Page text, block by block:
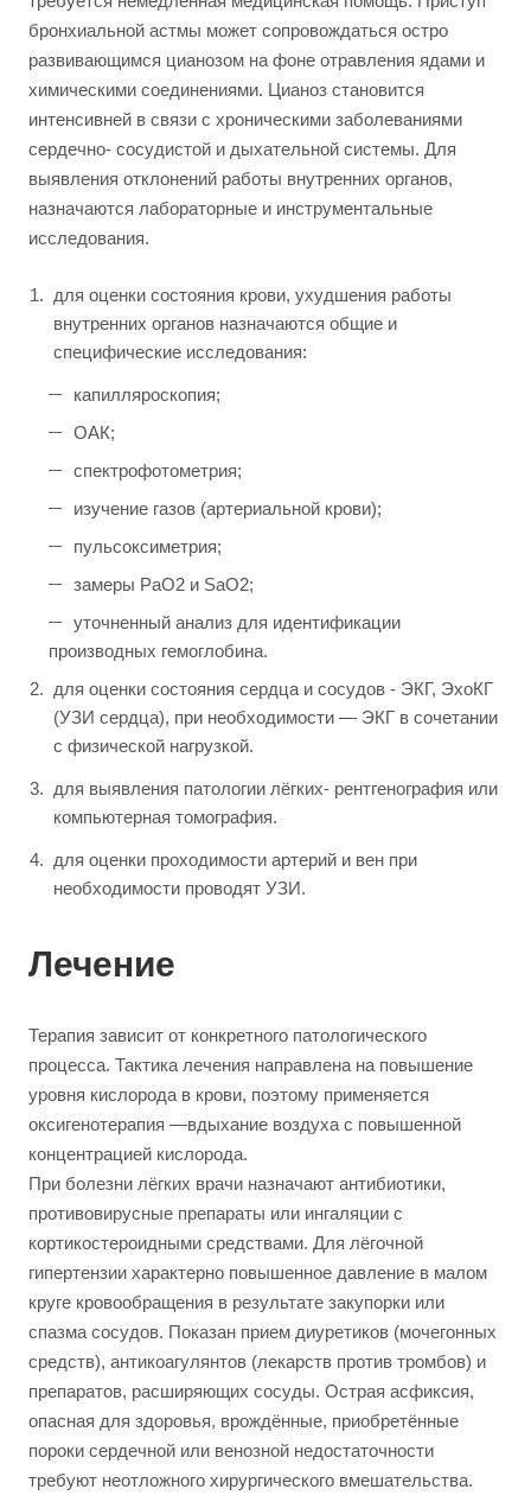
бронхиальной астмы может сопровождаться остро
развивающимся цианозом на фоне отравления ядами и
химическими соединениями. Цианоз становится
интенсивней в связи с хроническими заболеваниями
сердечно- сосудистой и дыхательной системы. Для
выявления отклонений работы внутренних органов,
назначаются лабораторные и инструментальные
исследования.
для оценки состояния крови, ухудшения работы
внутренних органов назначаются общие и
специфические исследования:
капилляроскопия;
ОАК;
спектрофотометрия;
изучение газов (артериальной крови);
пульсоксиметрия;
замеры РаО2 и SaO2;
уточненный анализ для идентификации
производных гемоглобина.
для оценки состояния сердца и сосудов - ЭКГ, ЭхоКГ
(УЗИ сердца), при необходимости — ЭКГ в сочетании
с физической нагрузкой.
для выявления патологии лёгких- рентгенография или
компьютерная томография.
для оценки проходимости артерий и вен при
необходимости проводят УЗИ.
Лечение
Терапия зависит от конкретного патологического
процесса. Тактика лечения направлена на повышение
уровня кислорода в крови, поэтому применяется
оксигенотерапия —вдыхание воздуха с повышенной
концентрацией кислорода.
При болезни лёгких врачи назначают антибиотики,
противовирусные препараты или ингаляции с
кортикостероидными средствами. Для лёгочной
гипертензии характерно повышенное давление в малом
круге кровообращения в результате закупорки или
спазма сосудов. Показан прием диуретиков (мочегонных
средств), антикоагулянтов (лекарств против тромбов) и
препаратов, расширяющих сосуды. Острая асфиксия,
опасная для здоровья, врождённые, приобретённые
пороки сердечной или венозной недостаточности
требуют неотложного хирургического вмешательства.